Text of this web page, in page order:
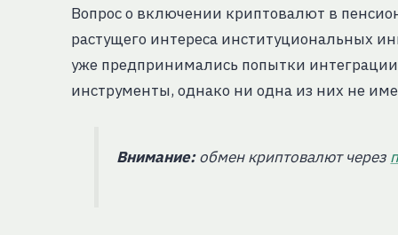
Вопрос о включении криптовалют в
растущего интереса институциональных
уже предпринимались попытки
инструменты, однако ни одна из них не
Внимание:обмен криптовалют через